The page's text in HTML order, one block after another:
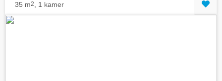
35 m2 , 1 kamer